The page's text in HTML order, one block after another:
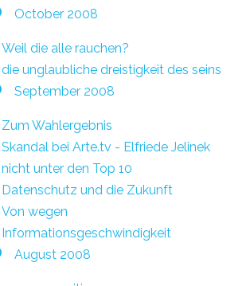
October 2008
Weil die alle rauchen?
die unglaubliche dreistigkeit des seins
September 2008
Zum Wahlergebnis
Skandal bei Arte.tv - Elfriede Jelinek
nicht unter den Top 10
Datenschutz und die Zukunft
Von wegen
Informationsgeschwindigkeit
August 2008